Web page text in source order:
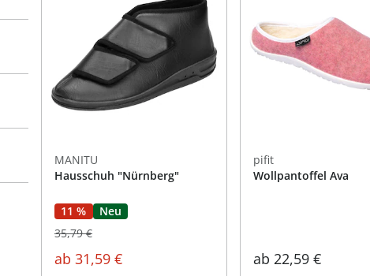
MANITU
Hausschuh "Nürnberg"
11 % Neu
35,79 €
ab 31,59 €
pifit
Wollpantoffel Ava
ab 22,59 €